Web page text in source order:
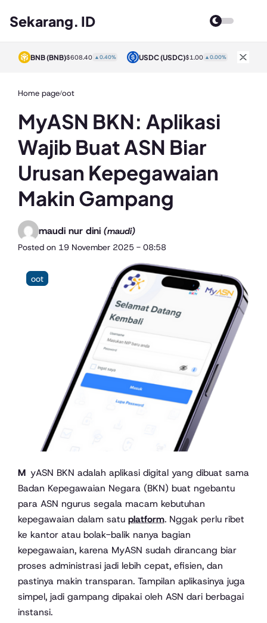
Sekarang. ID
BNB(BNB)$608.40 ▲0.40% USDC(USDC)$1.00 ▲0.00%
Home page/oot
MyASN BKN: Aplikasi
Wajib Buat ASN Biar
Urusan Kepegawaian
Makin Gampang
maudi nur dini (maudi)
Posted on 19 November 2025 - 08:58
oot
MyASN BKN adalah aplikasi digital yang dibuat sama
Badan Kepegawaian Negara (BKN) buat ngebantu
para ASN ngurus segala macam kebutuhan
kepegawaian dalam satu platform. Nggak perlu ribet
ke kantor atau bolak-balik nanya bagian
kepegawaian, karena MyASN sudah dirancang biar
proses administrasi jadi lebih cepat, efisien, dan
pastinya makin transparan. Tampilan aplikasinya juga
simpel, jadi gampang dipakai oleh ASN dari berbagai
instansi.